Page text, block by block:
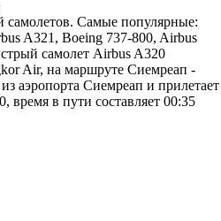
самолетов. Самые популярные:
A321, Boeing 737-800, Airbus
самолет Airbus A320
Air, на маршруте Сиемреап -
аэропорта Сиемреап и прилетает
время в пути составляет 00:35